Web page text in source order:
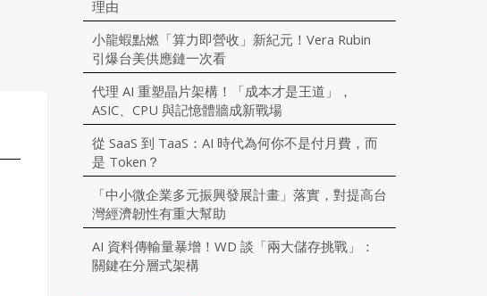
理由
小龍蝦點燃「算力即營收」新紀元！Vera Rubin
引爆台美供應鏈一次看
代理 AI 重塑晶片架構！「成本才是王道」，
ASIC、CPU 與記憶體牆成新戰場
從 SaaS 到 TaaS：AI 時代為何你不是付月費，而
是 Token？
「中小微企業多元振興發展計畫」落實，對提高台
灣經濟韌性有重大幫助
AI 資料傳輸量暴增！WD 談「兩大儲存挑戰」：
關鍵在分層式架構